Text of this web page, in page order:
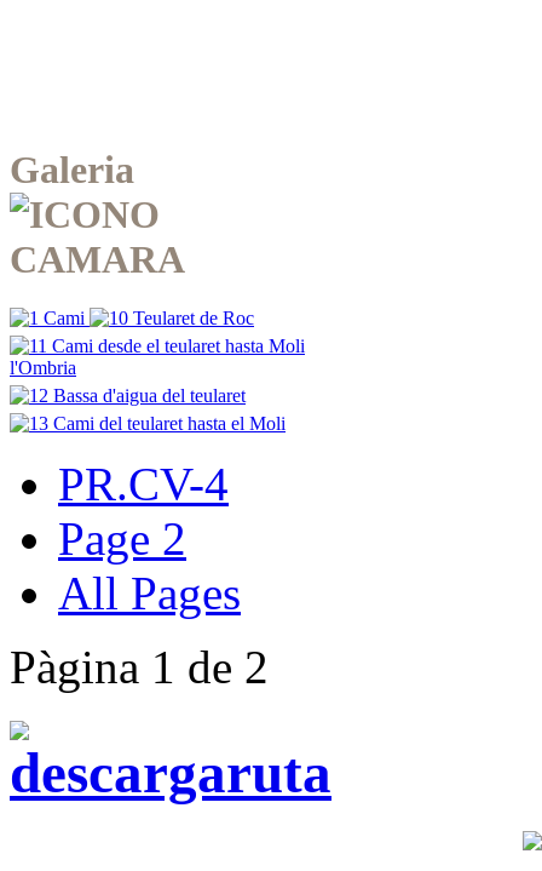
Galeria
PR.CV-4
Page 2
All Pages
Pàgina 1 de 2